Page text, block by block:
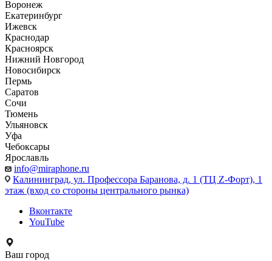
Воронеж
Екатеринбург
Ижевск
Краснодар
Красноярск
Нижний Новгород
Новосибирск
Пермь
Саратов
Сочи
Тюмень
Ульяновск
Уфа
Чебоксары
Ярославль
info@miraphone.ru
Калининград, ул. Профессора Баранова, д. 1 (ТЦ Z-Форт), 1
этаж (вход со стороны центрального рынка)
Вконтакте
YouTube
Ваш город